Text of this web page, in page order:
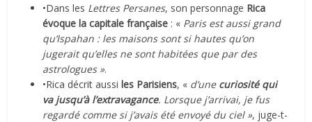
•Dans les Lettres Persanes, son personnage Rica
évoque la capitale française : « Paris est aussi grand
qu’Ispahan : les maisons sont si hautes qu’on
jugerait qu’elles ne sont habitées que par des
astrologues ».
•Rica décrit aussiles Parisiens, « d’une curiosité qui
va jusqu’à l’extravagance. Lorsque j’arrivai, je fus
regardé comme si j’avais été envoyé du ciel », juge-t-